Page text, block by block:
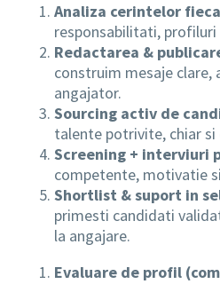
Analiza cerintelor
responsabilitati,
Redactarea &
construim mesaje clare,
angajator.
Sourcing activ de
talente potrivite, chiar
Screening + interviuri
competente, motivatie
Shortlist & suport in
primesti candidati
la angajare.
Evaluare de profil